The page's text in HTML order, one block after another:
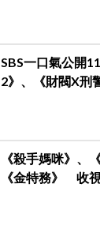
SBS一口氣公開
2》、《財閥X刑
《殺手媽咪》、
《金特務》 收